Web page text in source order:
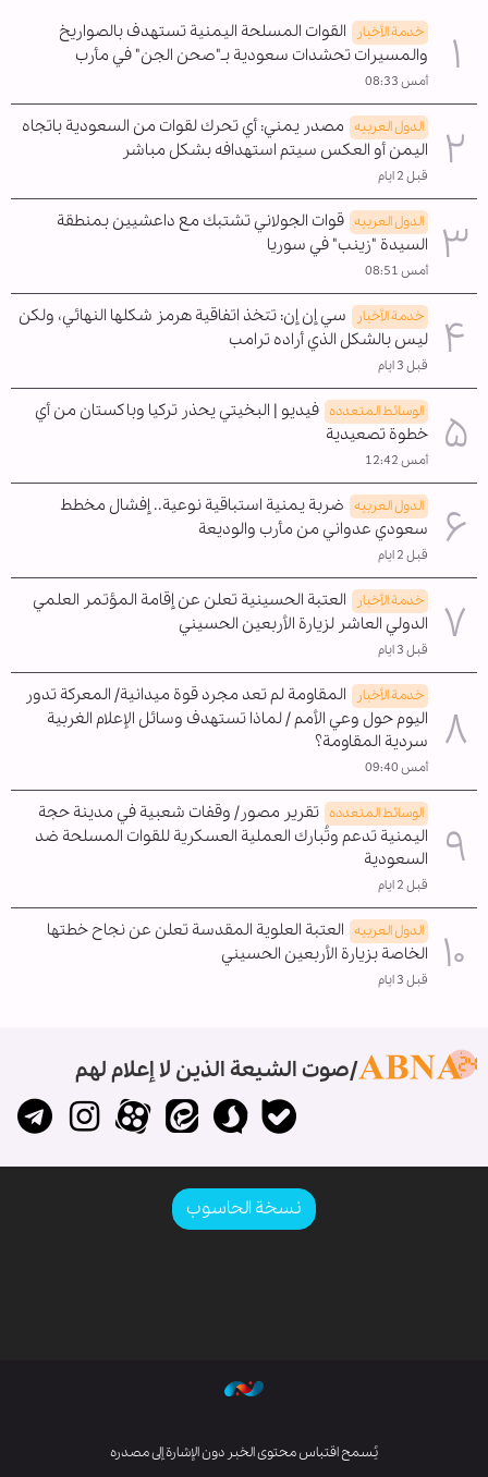
خدمة الأخبار
القوات المسلحة اليمنية تستهدف بالصواريخ
والمسيرات تحشدات سعودية بـ"صحن الجن" في مأرب
أمس 08:33
الدول العربیه مصدر يمني: أي تحرك لقوات من السعودية باتجاه
اليمن أو العكس سيتم استهدافه بشكل مباشر
قبل 2 ايام
الدول العربیه قوات الجولاني تشتبك مع داعشيين بمنطقة
السيدة "زينب" في سوريا
أمس 08:51
خدمة الأخبار
سي إن إن: تتخذ اتفاقية هرمز شكلها النهائي، ولكن
ليس بالشكل الذي أراده ترامب
قبل 3 ايام
الوسائط المتعدده فيديو | البخيتي يحذر تركيا وباكستان من أي
خطوة تصعيدية
أمس 12:42
الدول العربیه ضربة يمنية استباقية نوعية.. إفشال مخطط
سعودي عدواني من مأرب والوديعة
قبل 2 ايام
خدمة الأخبار
العتبة الحسينية تعلن عن إقامة المؤتمر العلمي
الدولي العاشر لزيارة الأربعين الحسيني
قبل 3 ايام
خدمة الأخبار
المقاومة لم تعد مجرد قوة ميدانية/ المعركة تدور
اليوم حول وعي الأمم / لماذا تستهدف وسائل الإعلام الغربية
سردية المقاومة؟
أمس 09:40
الوسائط المتعدده تقرير مصور/ وقفات شعبية في مدينة حجة
اليمنية تدعم وتُبارك العملية العسكرية للقوات المسلحة ضد
السعودية
قبل 2 ايام
الدول العربیه العتبة العلوية المقدسة تعلن عن نجاح خطتها
الخاصة بزيارة الأربعين الحسيني
قبل 3 ايام
صوت الشيعة الذين لا إعلام لهم
نسخة الحاسوب
يُسمح اقتباس محتوى الخبر دون الإشارة إلى مصدره